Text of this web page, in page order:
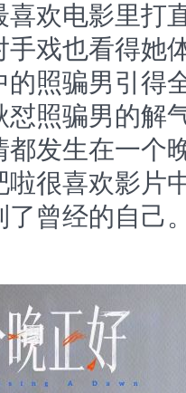
欢电影里打
戏也看得她
照骗男引得
照骗男的解
发生在一个
啦很喜欢影片
曾经的自己